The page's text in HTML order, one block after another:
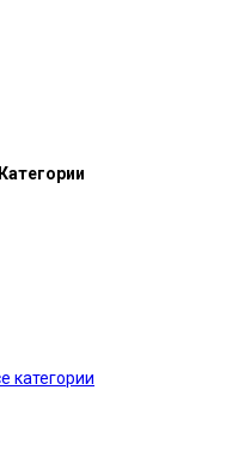
Категории
категории